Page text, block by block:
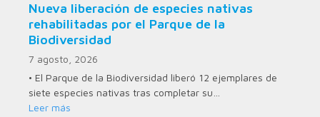
Nueva liberación de especies nativas
rehabilitadas por el Parque de la
Biodiversidad
7 agosto, 2026
• El Parque de la Biodiversidad liberó 12 ejemplares de
siete especies nativas tras completar su…
Leer más